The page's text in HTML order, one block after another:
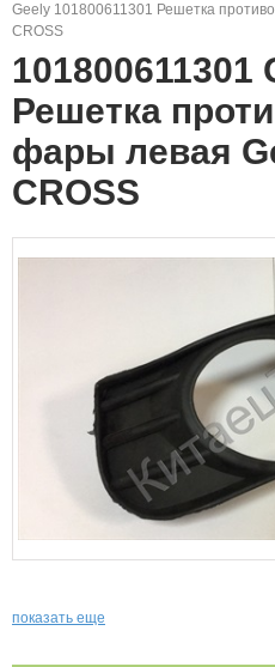
Geely 101800611301 Решетка
CROSS
101800611301
Решетка
фары левая
CROSS
показать еще